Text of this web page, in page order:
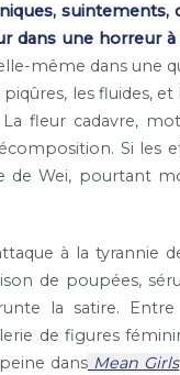
suintements,
dans une horreur
même dans une
les fluides,
fleur cadavre,
Si les
Wei, pourtant
à la tyrannie
de poupées,
la satire. Entre
de figures
dansMean Girls